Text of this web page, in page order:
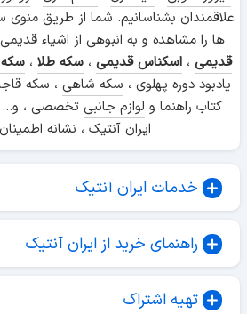
علاقمندان بشناسانیم. شما از طریق منوی
ها را مشاهده و به انبوهی از اشیاء
قدیمی ، اسکناس قدیمی ، سکه طلا ، سکه
یادبود دوره پهلوی ، سکه شاهی ، سکه
کتاب راهنما و لوازم جانبی تخصصی ، و...
ایران آنتیک ، نشانه
خدمات ایران آنتیک
راهنمای خرید از ایران آنتیک
تهیه اشتراک